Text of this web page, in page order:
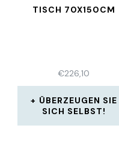
TISCH 70X150CM
€226,10
ÜBERZEUGEN SIE
SICH SELBST!